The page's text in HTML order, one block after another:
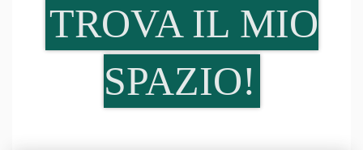
TROVA IL MIO
SPAZIO!